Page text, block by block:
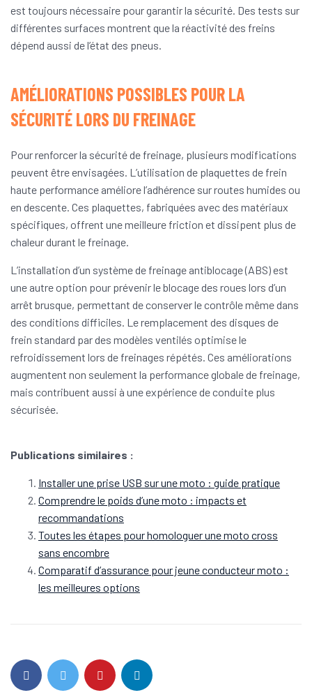
est toujours nécessaire pour garantir la sécurité. Des tests sur
différentes surfaces montrent que la réactivité des freins
dépend aussi de l’état des pneus.
AMÉLIORATIONS POSSIBLES POUR LA
SÉCURITÉ LORS DU FREINAGE
Pour renforcer la sécurité de freinage, plusieurs modifications
peuvent être envisagées. L’utilisation de plaquettes de frein
haute performance améliore l’adhérence sur routes humides ou
en descente. Ces plaquettes, fabriquées avec des matériaux
spécifiques, offrent une meilleure friction et dissipent plus de
chaleur durant le freinage.
L’installation d’un système de freinage antiblocage (ABS) est
une autre option pour prévenir le blocage des roues lors d’un
arrêt brusque, permettant de conserver le contrôle même dans
des conditions difficiles. Le remplacement des disques de
frein standard par des modèles ventilés optimise le
refroidissement lors de freinages répétés. Ces améliorations
augmentent non seulement la performance globale de freinage,
mais contribuent aussi à une expérience de conduite plus
sécurisée.
Publications similaires :
Installer une prise USB sur une moto : guide pratique
Comprendre le poids d’une moto : impacts et
recommandations
Toutes les étapes pour homologuer une moto cross
sans encombre
Comparatif d’assurance pour jeune conducteur moto :
les meilleures options